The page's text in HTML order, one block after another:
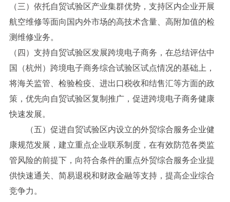
（三）依托自贸试验区产业集群优势，支持区内企业开展
航空维修等面向国内外市场的高技术含量、高附加值的检
测维修业务。
（四）支持自贸试验区发展跨境电子商务，在总结评估中
国（杭州）跨境电子商务综合试验区试点情况的基础上，
将海关监管、检验检疫、进出口税收和结售汇等方面的政
策，优先向自贸试验区复制推广，促进跨境电子商务健康
快速发展。
（五）促进自贸试验区内设立的外贸综合服务企业健
康规范发展，建立重点企业联系制度，在有效防范各类监
管风险的前提下，向符合条件的重点外贸综合服务企业提
供快速通关、简易退税和财政金融等支持，提高企业综合
竞争力。